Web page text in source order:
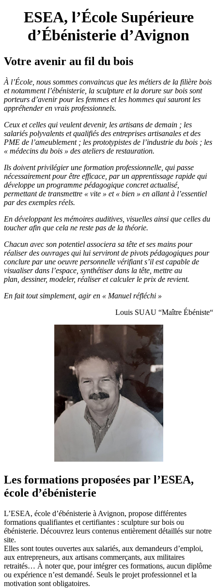
ESEA, l’École Supérieure
d’Ébénisterie d’Avignon
Votre avenir au fil du bois
À l’École, nous sommes convaincus que les métiers de la filière bois
et notamment l’ébénisterie, la sculpture et la dorure sur bois sont
porteurs d’avenir pour les femmes et les hommes qui sauront les
appréhender en vrais professionnels.
Ceux et celles qui veulent devenir, les artisans de demain ; les
salariés polyvalents et qualifiés des entreprises artisanales et des
PME de l’ameublement ; les prototypistes de l’industrie du bois ; les
« médecins du bois » des ateliers de restauration.
Ils doivent privilégier une formation professionnelle, qui passe
nécessairement pour être efficace, par un apprentissage rapide qui
développe un programme pédagogique concret actualisé,
permettant de transmettre « vite » et « bien » en allant à l’essentiel
par des exemples réels.
En développant les mémoires auditives, visuelles ainsi que celles du
toucher afin que cela ne reste pas de la théorie.
Chacun avec son potentiel associera sa tête et ses mains pour
réaliser des ouvrages qui lui serviront de pivots pédagogiques pour
conclure par une oeuvre personnelle vérifiant s’il est capable de
visualiser dans l’espace, synthétiser dans la tête, mettre au
plan, dessiner, modeler, réaliser et calculer le prix de revient.
En fait tout simplement, agir en « Manuel réfléchi »
Louis SUAU “Maître Ébéniste“
Les formations proposées par l’ESEA,
école d’ébénisterie
L’ESEA, école d’ébénisterie à Avignon, propose différentes
formations qualifiantes et certifiantes : sculpture sur bois ou
ébénisterie. Découvrez leurs contenus entièrement détaillés sur notre
site.
Elles sont toutes ouvertes aux salariés, aux demandeurs d’emploi,
aux entrepreneurs, aux artisans commerçants, aux militaires
retraités… À noter que, pour intégrer ces formations, aucun diplôme
ou expérience n’est demandé. Seuls le projet professionnel et la
motivation sont obligatoires.